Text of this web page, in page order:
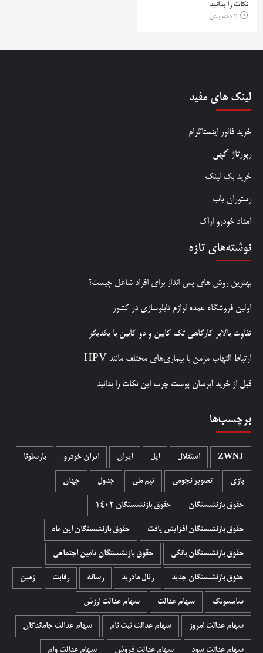
نکات را بدانید
2 هفته پیش
لینک های مفید
خرید فالور اینستاگرام
رپورتاژ آگهی
خرید بک لینک
رستوران یاب
امداد خودرو اراک
نوشته‌های تازه
بهترین روش‌ های پس‌ انداز برای افراد شاغل چیست؟
اولین فروشگاه عمده لوازم تابلوسازی در کشور
تفاوت بالابر کارگاهی تک کابین و دو کابین با یکدیگر
ارتباط التهاب مزمن با بیماری‌های مختلف مانند HPV
قبل از خرید آبرسان پوست چرب این نکات را بدانید
برچسب‌ها
ZWNJ استقلال اپل ایران ایران خودرو بارسلونا
بازی تصویر نجومی تیم ملی جدول جهان
حقوق بازنشستگان حقوق بازنشستگان 1402
حقوق بازنشستگان افزایش یافت حقوق بازنشستگان این ماه
حقوق بازنشستگان بانکی حقوق بازنشستگان تامین اجتماعی
حقوق بازنشستگان جدید رئال مادرید رسانه رقابت زمین
سامسونگ سهام عدالت سهام عدالت ارزش
سهام عدالت امروز سهام عدالت ثبت نام سهام عدالت جاماندگان
سهام عدالت سود سهام عدالت فروش سهام عدالت وام